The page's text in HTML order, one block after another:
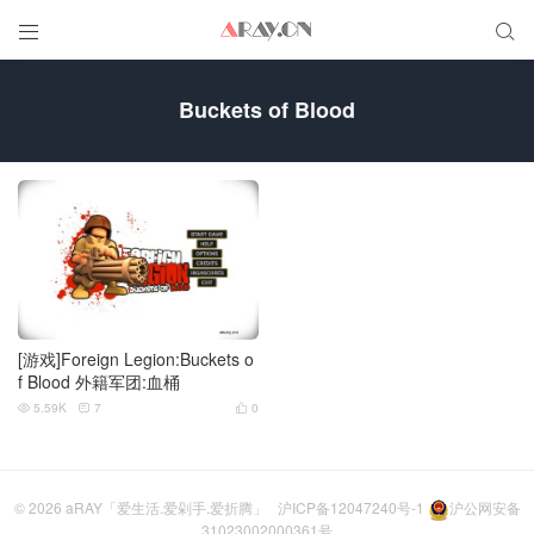
 
Buckets of Blood
[游戏]Foreign Legion:Buckets o
f Blood 外籍军团:血桶
 0
 5.59K  7
© 2026 aRAY「爱生活.爱剁手.爱折腾」 沪ICP备12047240号-1
沪公网安备
31023002000361号